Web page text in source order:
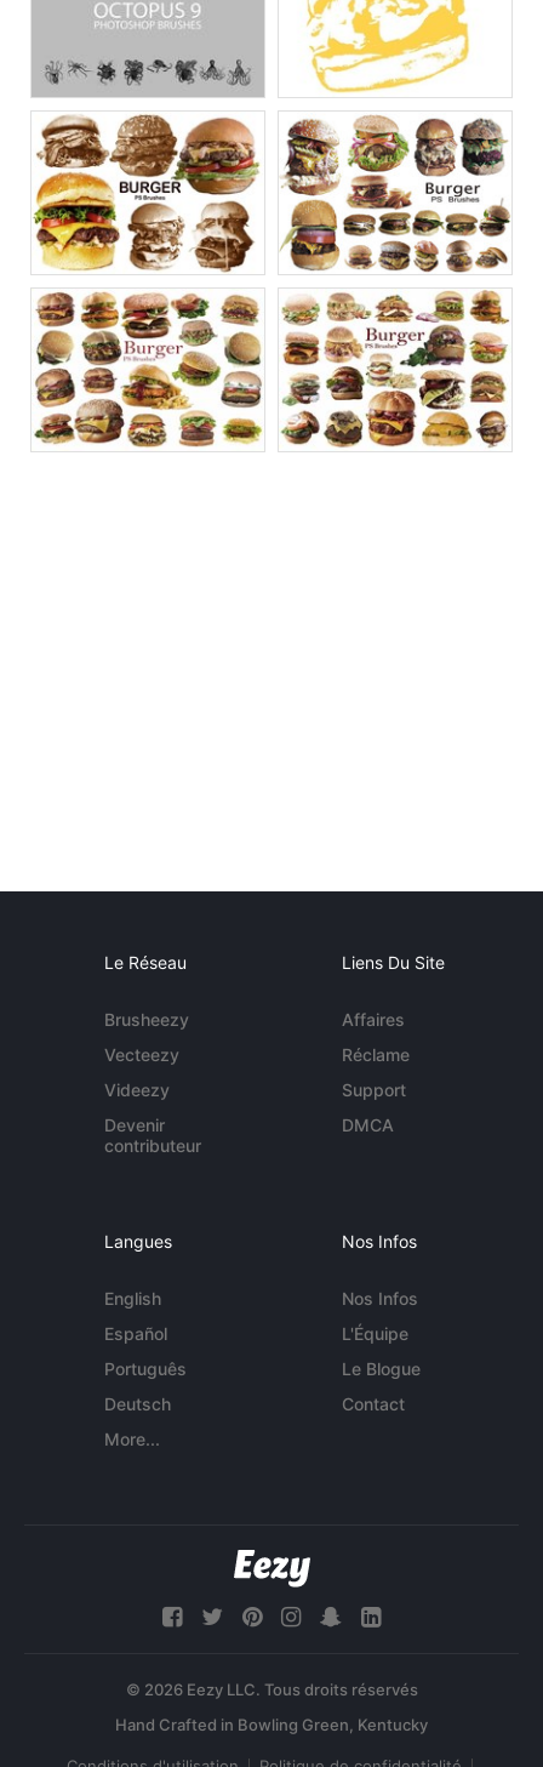
Le Réseau
Brusheezy
Vecteezy
Videezy
Devenir
contributeur
Liens Du Site
Affaires
Réclame
Support
DMCA
Langues
English
Español
Português
Deutsch
More...
Nos Infos
Nos Infos
L'Équipe
Le Blogue
Contact
© 2026 Eezy LLC. Tous droits réservés